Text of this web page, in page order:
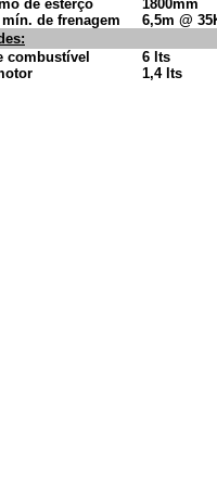
de esterço
de frenagem
1800mm
6,5m @
combustível
6 lts
1,4 lts